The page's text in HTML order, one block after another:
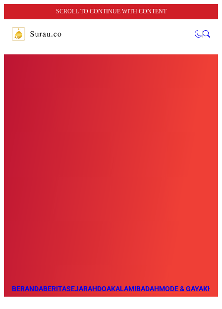
SCROLL TO CONTINUE WITH CONTENT
BERANDABERITASEJARAHDOAKALAMIBADAHMODE & GAYA